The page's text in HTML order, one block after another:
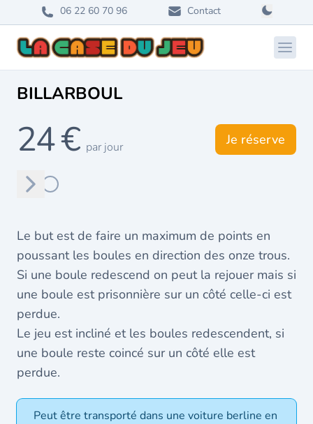
06 22 60 70 96 Contact
BILLARBOUL
24 € par jour Je réserve
Suivant
Le but est de faire un maximum de points en
poussant les boules en direction des onze trous.
Si une boule redescend on peut la rejouer mais si
une boule est prisonnière sur un côté celle-ci est
perdue.
Le jeu est incliné et les boules redescendent, si
une boule reste coincé sur un côté elle est
perdue.
Peut être transporté dans une voiture berline en